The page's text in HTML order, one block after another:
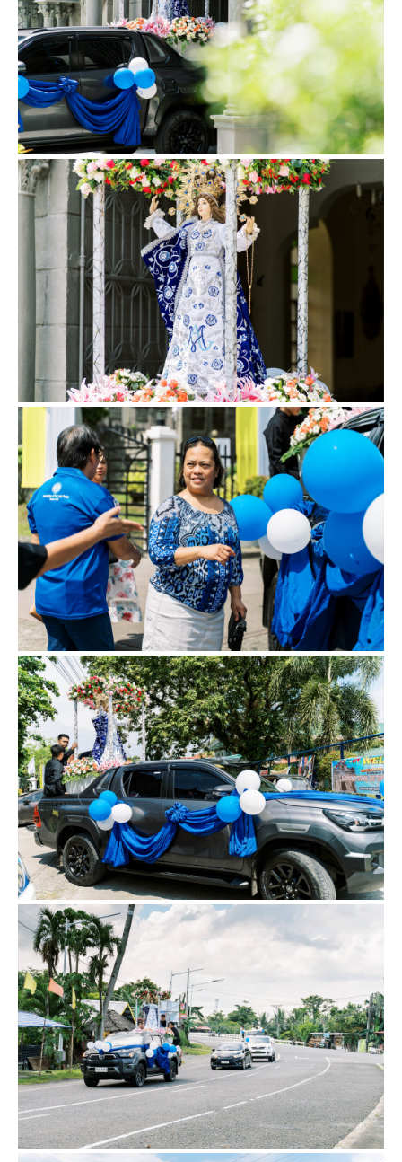
Hermana Day 6 (Highlights)
Hermana Day 7 (Highlights)
Hermana Day 8 (Highlights)
Hermana Day 9 (Highlights)